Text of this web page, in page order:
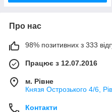
Про нас
98% позитивних з 333
Працює з 12.07.2016
м. Рівне
Князя Острозького 4/6,
Контакти